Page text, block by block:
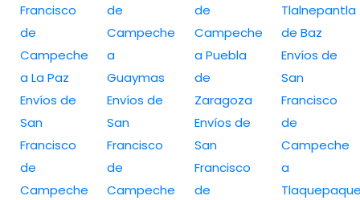
Francisco
de
Campeche
a La Paz
Envíos de
San
Francisco
de
Campeche
de
Campeche
a
Guaymas
Envíos de
San
Francisco
de
Campeche
de
Campeche
a Puebla
de
Zaragoza
Envíos de
San
Francisco
de
Tlalnepantla
de Baz
Envíos de
San
Francisco
de
Campeche
a